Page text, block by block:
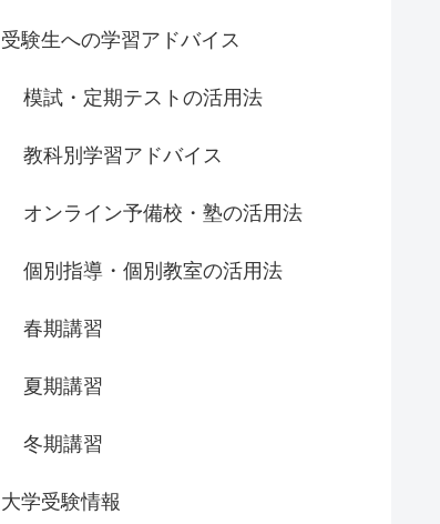
受験生への学習アドバイス
模試・定期テストの活用法
教科別学習アドバイス
オンライン予備校・塾の活用法
個別指導・個別教室の活用法
春期講習
夏期講習
冬期講習
大学受験情報